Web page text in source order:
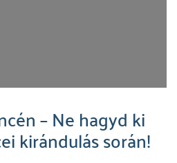
– Ne hagyd ki
kirándulás során!